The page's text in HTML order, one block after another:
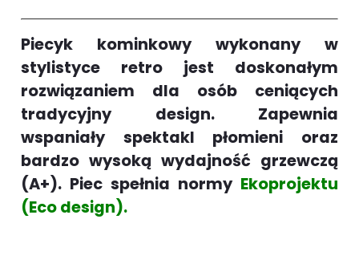
Piecyk kominkowy wykonany w
stylistyce retro jest doskonałym
rozwiązaniem dla osób ceniących
tradycyjny design. Zapewnia
wspaniały spektakl płomieni oraz
bardzo wysoką wydajność grzewczą
(A+). Piec spełnia normy Ekoprojektu
(Eco design).